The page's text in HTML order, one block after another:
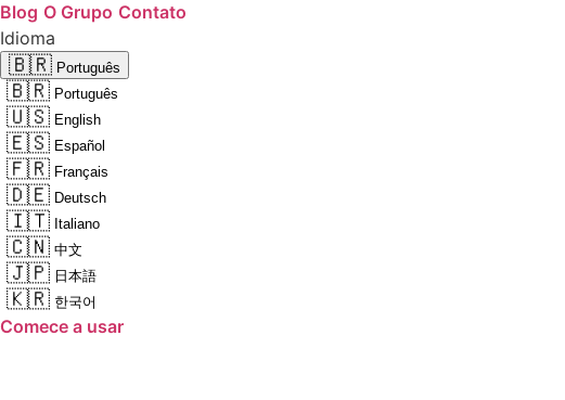
Blog O Grupo Contato
Idioma
🇧🇷 Português
🇧🇷 Português
🇺🇸 English
🇪🇸 Español
🇫🇷 Français
🇩🇪 Deutsch
🇮🇹 Italiano
🇨🇳 中文
🇯🇵 日本語
🇰🇷 한국어
Comece a usar